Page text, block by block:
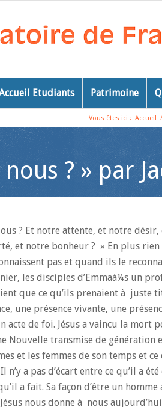
Etudiants Patrimoine
Vous êtes ici : Accueil /
? » par
? Et notre attente, et notre
et notre bonheur ? » En plus rien
pas et quand ils le
les disciples d’Emmaà¼s un
que ce qu’ils prenaient à juste
une présence vivante, une
de foi. Jésus a vaincu la mort
Nouvelle transmise de génération
et les femmes de son temps et
a pas d’écart entre ce qu’il a
a fait. Sa façon d’être un
nous donne à nous